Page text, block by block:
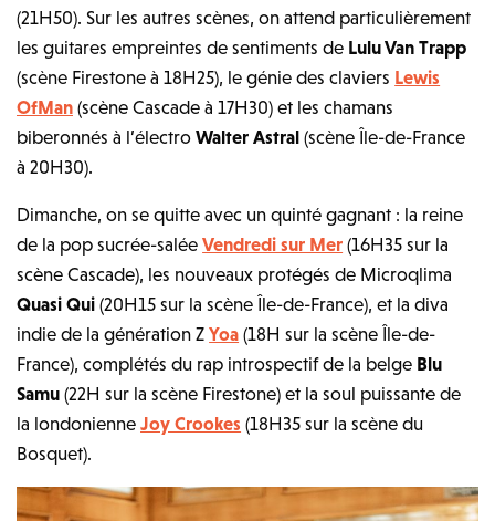
(21H50). Sur les autres scènes, on attend particulièrement
les guitares empreintes de sentiments de Lulu Van Trapp
(scène Firestone à 18H25), le génie des claviers Lewis
OfMan (scène Cascade à 17H30) et les chamans
biberonnés à l’électroWalter Astral (scène Île-de-France
à 20H30).
Dimanche, on se quitte avec un quinté gagnant : la reine
de la pop sucrée-saléeVendredi sur Mer (16H35 sur la
scène Cascade), les nouveaux protégés de Microqlima
Quasi Qui(20H15 sur la scène Île-de-France), et la diva
indie de la génération ZYoa (18H sur la scène Île-de-
France), complétés du rap introspectif de la belge Blu
Samu (22H sur la scène Firestone) et la soul puissante de
la londonienneJoy Crookes (18H35 sur la scène du
Bosquet).